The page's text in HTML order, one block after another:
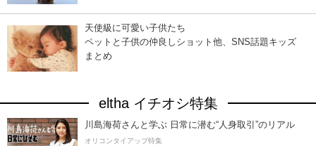
天使級に可愛い子供たち
ペットと子供の仲良しショット他、SNS話題キッズ
まとめ
eltha イチオシ特集
川島海荷さんと学ぶ 日常に潜む“人身取引”のリアル
オリコンタイアップ特集